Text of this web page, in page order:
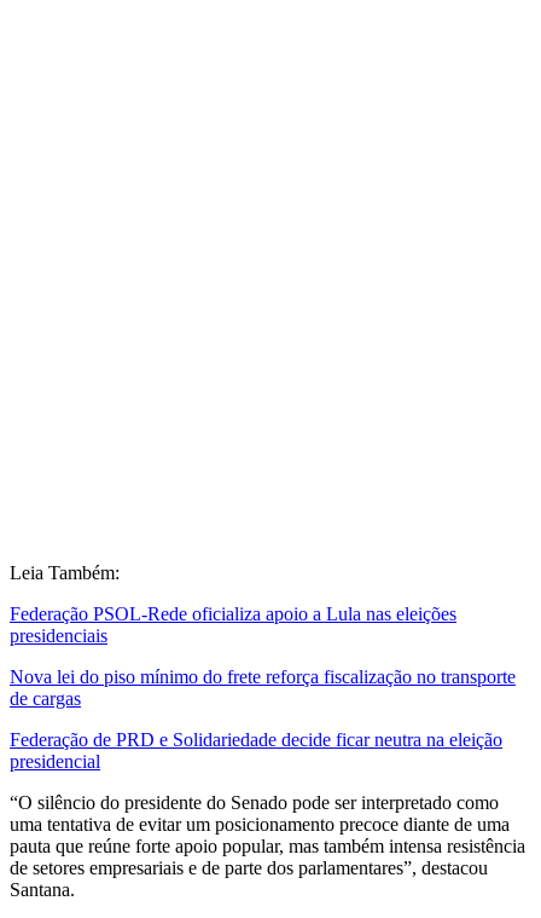
Leia Também:
Federação PSOL-Rede oficializa apoio a Lula nas eleições
presidenciais
Nova lei do piso mínimo do frete reforça fiscalização no transporte
de cargas
Federação de PRD e Solidariedade decide ficar neutra na eleição
presidencial
“O silêncio do presidente do Senado pode ser interpretado como
uma tentativa de evitar um posicionamento precoce diante de uma
pauta que reúne forte apoio popular, mas também intensa resistência
de setores empresariais e de parte dos parlamentares”, destacou
Santana.